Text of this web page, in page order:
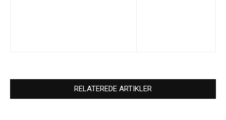
RELATEREDE ARTIKLER